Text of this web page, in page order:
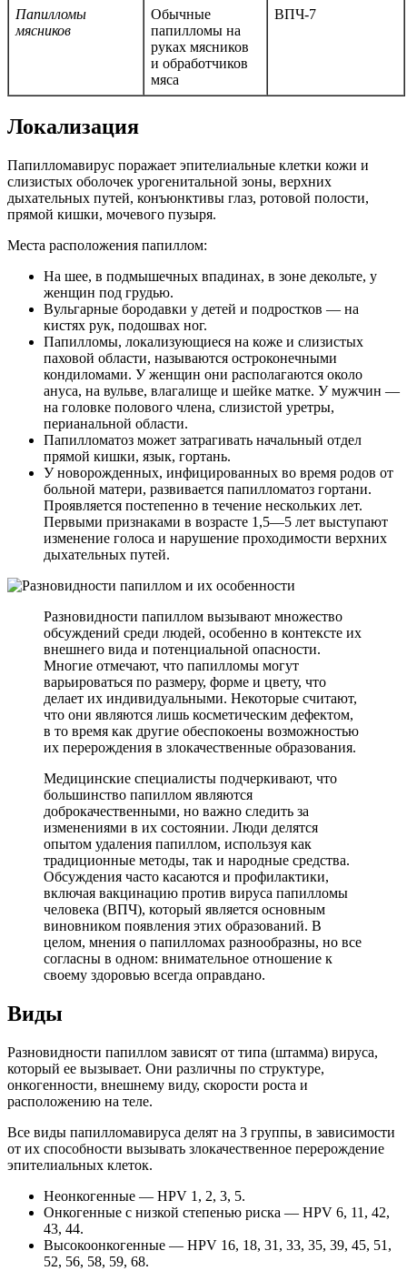
Папилломы
мясников
Обычные
папилломы на
руках мясников
и обработчиков
мяса
ВПЧ-7
Локализация
Папилломавирус поражает эпителиальные клетки кожи и
слизистых оболочек урогенитальной зоны, верхних
дыхательных путей, конъюнктивы глаз, ротовой полости,
прямой кишки, мочевого пузыря.
Места расположения папиллом:
На шее, в подмышечных впадинах, в зоне декольте, у
женщин под грудью.
Вульгарные бородавки у детей и подростков — на
кистях рук, подошвах ног.
Папилломы, локализующиеся на коже и слизистых
паховой области, называются остроконечными
кондиломами. У женщин они располагаются около
ануса, на вульве, влагалище и шейке матке. У мужчин —
на головке полового члена, слизистой уретры,
перианальной области.
Папилломатоз может затрагивать начальный отдел
прямой кишки, язык, гортань.
У новорожденных, инфицированных во время родов от
больной матери, развивается папилломатоз гортани.
Проявляется постепенно в течение нескольких лет.
Первыми признаками в возрасте 1,5—5 лет выступают
изменение голоса и нарушение проходимости верхних
дыхательных путей.
Разновидности папиллом вызывают множество
обсуждений среди людей, особенно в контексте их
внешнего вида и потенциальной опасности.
Многие отмечают, что папилломы могут
варьироваться по размеру, форме и цвету, что
делает их индивидуальными. Некоторые считают,
что они являются лишь косметическим дефектом,
в то время как другие обеспокоены возможностью
их перерождения в злокачественные образования.
Медицинские специалисты подчеркивают, что
большинство папиллом являются
доброкачественными, но важно следить за
изменениями в их состоянии. Люди делятся
опытом удаления папиллом, используя как
традиционные методы, так и народные средства.
Обсуждения часто касаются и профилактики,
включая вакцинацию против вируса папилломы
человека (ВПЧ), который является основным
виновником появления этих образований. В
целом, мнения о папилломах разнообразны, но все
согласны в одном: внимательное отношение к
своему здоровью всегда оправдано.
Виды
Разновидности папиллом зависят от типа (штамма) вируса,
который ее вызывает. Они различны по структуре,
онкогенности, внешнему виду, скорости роста и
расположению на теле.
Все виды папилломавируса делят на 3 группы, в зависимости
от их способности вызывать злокачественное перерождение
эпителиальных клеток.
Неонкогенные — HPV 1, 2, 3, 5.
Онкогенные с низкой степенью риска — HPV 6, 11, 42,
43, 44.
Высокоонкогенные — HPV 16, 18, 31, 33, 35, 39, 45, 51,
52, 56, 58, 59, 68.